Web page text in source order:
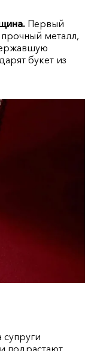
Первый
металл,
букет из
подрастают,